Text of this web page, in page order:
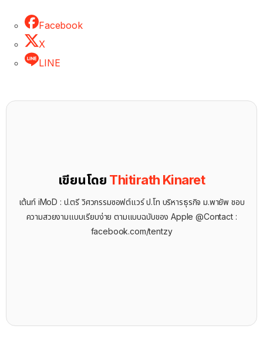
Facebook
X
LINE
เขียนโดย Thitirath Kinaret
เต้นท์ iMoD : ป.ตรี วิศวกรรมซอฟต์แวร์ ป.โท บริหารธุรกิจ ม.พายัพ ชอบ
ความสวยงามแบบเรียบง่าย ตามแบบฉบับของ Apple @Contact :
facebook.com/tentzy